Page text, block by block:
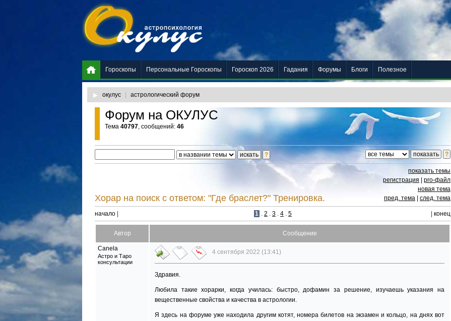
окулус астрологический форум
Форум на ОКУЛУС
Тема 40797, сообщений: 46
Хорар на поиск с ответом: "Где браслет?" Тренировка.
показать темы
регистрация
pro-файл
новая тема
пред. тема
след. тема
начало 1 . 2 . 3 . 4 . 5 конец
Автор Сообщение
Canela
Астро и Таро
консультации
4 сентября 2022 (13:41)
Здравия.
Любила такие хорарки, когда училась: быстро, дофамин за решение, изучаешь указания на
вещественные свойства и качества в астрологии.
Я здесь на форуме уже находила другим котят, номера билетов на экзамен и кольцо, на днях вот
Гороскопы Персональные Гороскопы Гороскоп 2026 Гадания Форумы Блоги Полезное